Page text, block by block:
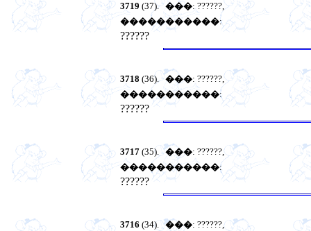
3719 (37).���: ??????,
�����������:
??????
3718 (36).���: ??????,
�����������:
??????
3717 (35).���: ??????,
�����������:
??????
3716 (34).���: ??????,